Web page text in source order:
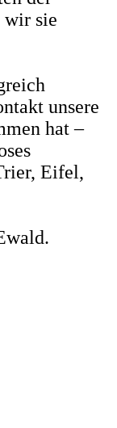
wir sie
unsere
hat –
Eifel,